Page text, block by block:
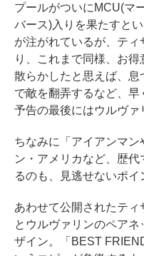
プールがついにMCU(マ
バース)入りを果たすと
が注がれているが、テ
り、これまで同様、お
散らかしたと思えば、
で敵を翻弄するなど、早
予告の最後にはウルヴァ
ちなみに「アイアンマ
ン・アメリカなど、歴
るのも、見逃せないポイ
あわせて公開されたテ
とウルヴァリンのペア
ザイン。「BEST